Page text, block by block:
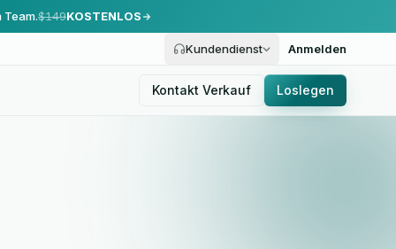
Team.$149KOSTENLOS
Kundendienst Anmelden
Kontakt Verkauf Loslegen